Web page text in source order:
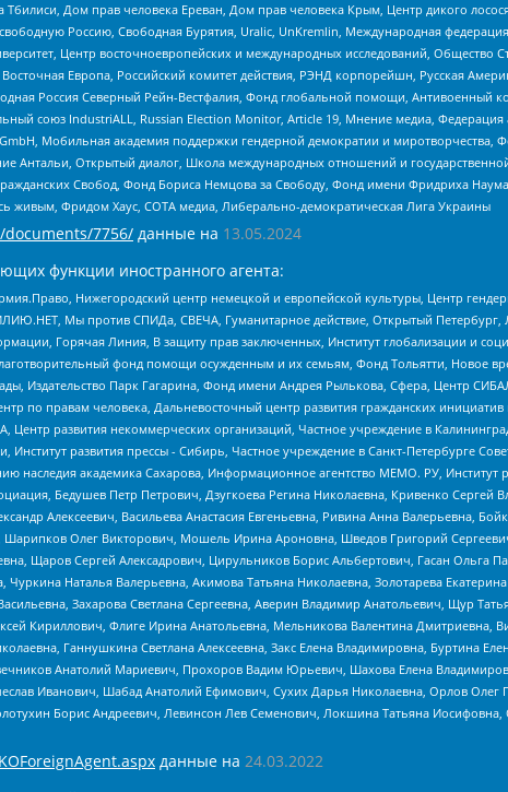
Тбилиси, Дом прав человека Ереван, Дом прав человека Крым, Центр дикого
Россию, Свободная Бурятия, Uralic, UnKremlin, Международная
Центр восточноевропейских и международных исследований,
Европа, Российский комитет действия, РЭНД корпорейшн, Русская
Россия Северный Рейн-Вестфалия, Фонд глобальной помощи, Антивоенный
союз IndustriALL, Russian Election Monitor, Article 19, Мнение медиа,
Мобильная академия поддержки гендерной демократии и
Антальи, Открытый диалог, Школа международных отношений и
Свобод, Фонд Бориса Немцова за Свободу, Фонд имени Фридриха
живым, Фридом Хаус, СОТА медиа, Либерально-демократическая Лига Украины
7756/ данные на 13.05.2024
функции иностранного агента:
Нижегородский центр немецкой и европейской культуры, Центр
Мы против СПИДа, СВЕЧА, Гуманитарное действие, Открытый Петербург,
Горячая Линия, В защиту прав заключенных, Институт глобализации и
фонд помощи осужденным и их семьям, Фонд Тольятти, Новое
Издательство Парк Гагарина, Фонд имени Андрея Рылькова, Сфера, Центр
по правам человека, Дальневосточный центр развития гражданских
развития некоммерческих организаций, Частное учреждение в
развития прессы - Сибирь, Частное учреждение в Санкт-Петербурге
наследия академика Сахарова, Информационное агентство МЕМО. РУ,
Бедушев Петр Петрович, Дзугкоева Регина Николаевна, Кривенко
Алексеевич, Васильева Анастасия Евгеньевна, Ривина Анна Валерьевна,
Шарипков Олег Викторович, Мошель Ирина Ароновна, Шведов Григорий
Щаров Сергей Алексадрович, Цирульников Борис Альбертович, Гасан
Чуркина Наталья Валерьевна, Акимова Татьяна Николаевна, Золотарева
Захарова Светлана Сергеевна, Аверин Владимир Анатольевич, Щур
Кириллович, Флиге Ирина Анатольевна, Мельникова Валентина Дмитриевна,
Ганнушкина Светлана Алексеевна, Закс Елена Владимировна, Буртина
Анатолий Мариевич, Прохоров Вадим Юрьевич, Шахова Елена
Иванович, Шабад Анатолий Ефимович, Сухих Дарья Николаевна, Орлов
Борис Андреевич, Левинсон Лев Семенович, Локшина Татьяна
данные на 24.03.2022